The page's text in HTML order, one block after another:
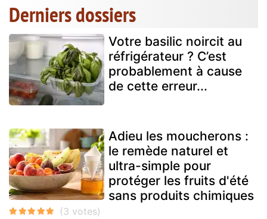
Derniers dossiers
Votre basilic noircit au
réfrigérateur ? C’est
probablement à cause
de cette erreur...
Adieu les moucherons :
le remède naturel et
ultra-simple pour
protéger les fruits d'été
sans produits chimiques